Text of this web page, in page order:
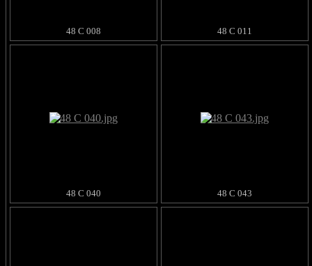
48 C 008 48 C 011
48 C 040 48 C 043